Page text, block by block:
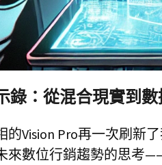
錄：從混合現實到
的Vision Pro再一次刷新
來數位行銷趨勢的思考